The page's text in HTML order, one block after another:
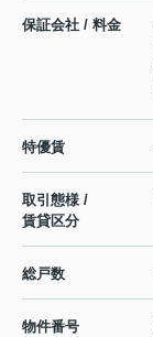
保証会社 / 料金
特優賃
取引態様 /
賃貸区分
総戸数
物件番号